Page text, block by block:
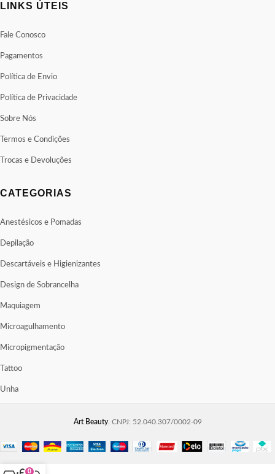
LINKS ÚTEIS
Fale Conosco
Pagamentos
Política de Envio
Política de Privacidade
Sobre Nós
Termos e Condições
Trocas e Devoluções
CATEGORIAS
Anestésicos e Pomadas
Depilação
Descartáveis e Higienizantes
Design de Sobrancelha
Maquiagem
Microagulhamento
Micropigmentação
Tattoo
Unha
Art Beauty. CNPJ: 52.040.307/0002-09
0